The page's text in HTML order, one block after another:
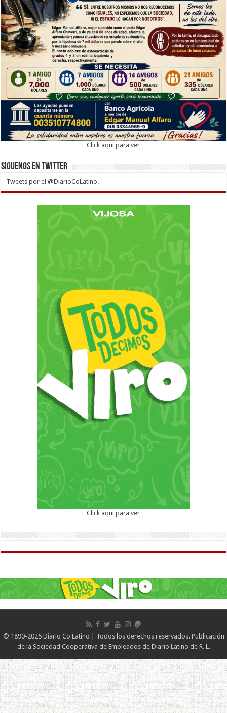
Click aqui para ver
Siguenos en twitter
Tweets por el @DiarioCoLatino.
Click aqui para ver
© 1890-2025 Diario Co Latino | Todos los derechos reservados. Publicación
de la Sociedad Cooperativa de Empleados de Diario Latino de R. L.